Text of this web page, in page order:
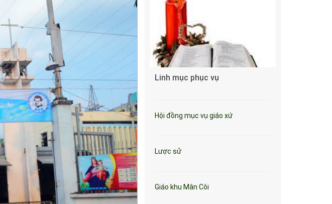
Linh mục phục vụ
Hội đồng mục vụ giáo xứ
Lược sử
Giáo khu Mân Côi